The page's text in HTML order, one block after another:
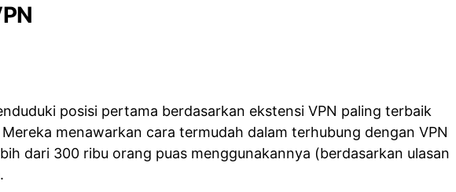
posisi pertama berdasarkan ekstensi VPN paling terbaik
menawarkan cara termudah dalam terhubung dengan VPN
dari 300 ribu orang puas menggunakannya (berdasarkan ulasan